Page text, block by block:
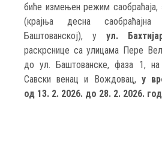
биће измењен режим саобраћаја,
(крајња десна
Баштованској), у ул.
раскрснице са улицама Пере
до ул. Баштованске, фаза 1, на
Савски венац и Вождовац, у
од 13. 2. 2026. до 28. 2. 2026.